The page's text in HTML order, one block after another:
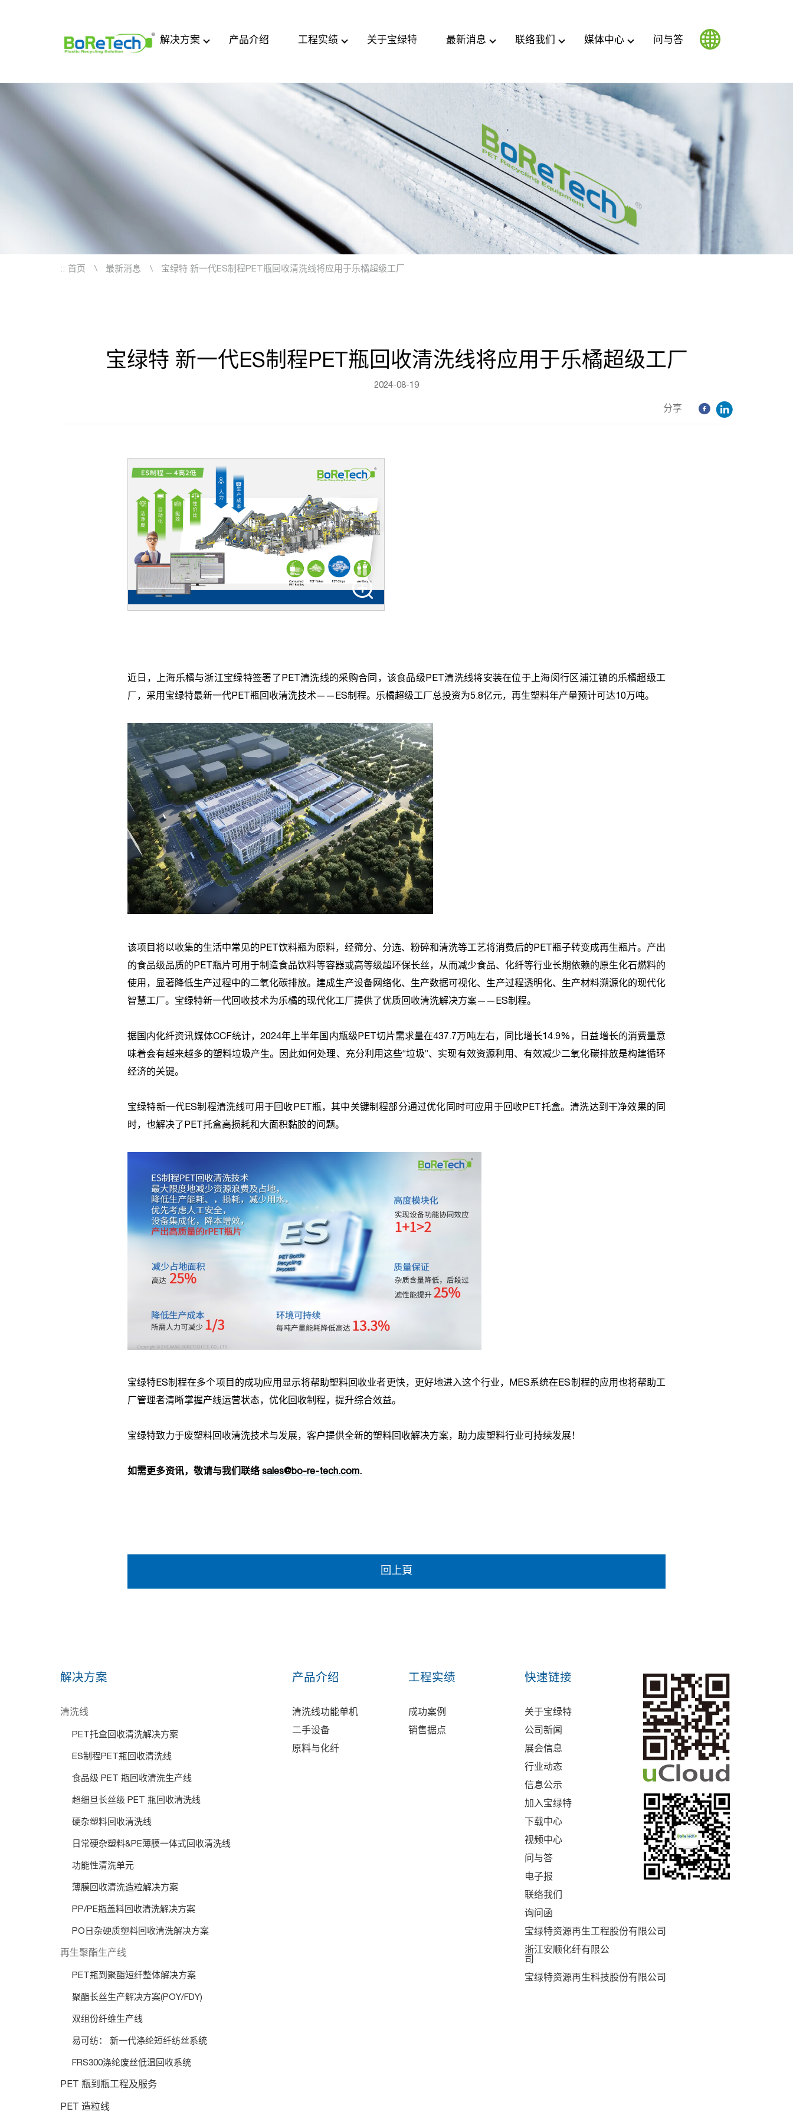
解决方案 产品介绍 工程实绩 关于宝绿特 最新消息 联络我们 媒体中心 问与答
:: 首页 最新消息 宝绿特 新一代ES制程PET瓶回收清洗线将应用于乐橘超级工厂
宝绿特 新一代ES制程PET瓶回收清洗线将应用于乐橘超级工厂
2024-08-19
分享
近日，上海乐橘与浙江宝绿特签署了 PET 清洗线的采购合同，该食品级PET清洗线将安装在位于上海闵行区浦江镇的乐橘超级工
厂，采用宝绿特最新一代PET 瓶回收清洗技术——ES制程。乐橘超级工厂总投资为5.8亿元，再生塑料年产量预计可达10万吨。
该项目将以收集的生活中常见的PET 饮料瓶为原料，经筛分、分选、粉碎和清洗等工艺将消费后的PET 瓶子转变成再生瓶片。产出
的食品级品质的PET 瓶片可用于制造食品饮料等容器或高等级超环保长丝，从而减少食品、化纤等行业长期依赖的原生化石燃料的
使用，显著降低生产过程中的二氧化碳排放。建成生产设备网络化、生产数据可视化、生产过程透明化、生产材料溯源化的现代化
智慧工厂。宝绿特新一代回收技术为乐橘的现代化工厂提供了优质回收清洗解决方案——ES制程。
据国内化纤资讯媒体CCF统计，2024年上半年国内瓶级PET 切片需求量在437.7万吨左右，同比增长14.9%，日益增长的消费量意
味着会有越来越多的塑料垃圾产生。因此如何处理、充分利用这些“垃圾”、实现有效资源利用、有效减少二氧化碳排放是构建循环
经济的关键。
宝绿特新一代ES制程清洗线可用于回收PET 瓶，其中关键制程部分通过优化同时可应用于回收PET 托盒。清洗达到干净效果的同
时，也解决了 PET 托盒高损耗和大面积黏胶的问题。
宝绿特ES制程在多个项目的成功应用显示将帮助塑料回收业者更快，更好地进入这个行业， MES系统在ES制程的应用也将帮助工
厂管理者清晰掌握产线运营状态，优化回收制程，提升综合效益。
宝绿特致力于废塑料回收清洗技术与发展，客户提供全新的塑料回收解决方案，助力废塑料行业可持续发展！
如需更多资讯，敬请与我们联络 sales@bo-re-tech.com.
回上頁
解决方案
清洗线
PET托盒回收清洗解决方案
ES制程PET瓶回收清洗线
食品级 PET 瓶回收清洗生产线
超细旦长丝级 PET 瓶回收清洗线
硬杂塑料回收清洗线
日常硬杂塑料&PE薄膜一体式回收清洗线
功能性清洗单元
薄膜回收清洗造粒解决方案
PP/PE瓶盖料回收清洗解决方案
PO日杂硬质塑料回收清洗解决方案
再生聚酯生产线
PET瓶到聚酯短纤整体解决方案
聚酯长丝生产解决方案(POY/FDY)
双组份纤维生产线
易可纺： 新一代涤纶短纤纺丝系统
FRS300涤纶废丝低温回收系统
PET 瓶到瓶工程及服务
PET 造粒线
产品介绍
清洗线功能单机
二手设备
原料与化纤
工程实绩
成功案例
销售据点
快速链接
关于宝绿特
公司新闻
展会信息
行业动态
信息公示
加入宝绿特
下载中心
视频中心
问与答
电子报
联络我们
询问函
宝绿特资源再生工程股份有限公司
浙江安顺化纤有限公
司
宝绿特资源再生科技股份有限公司